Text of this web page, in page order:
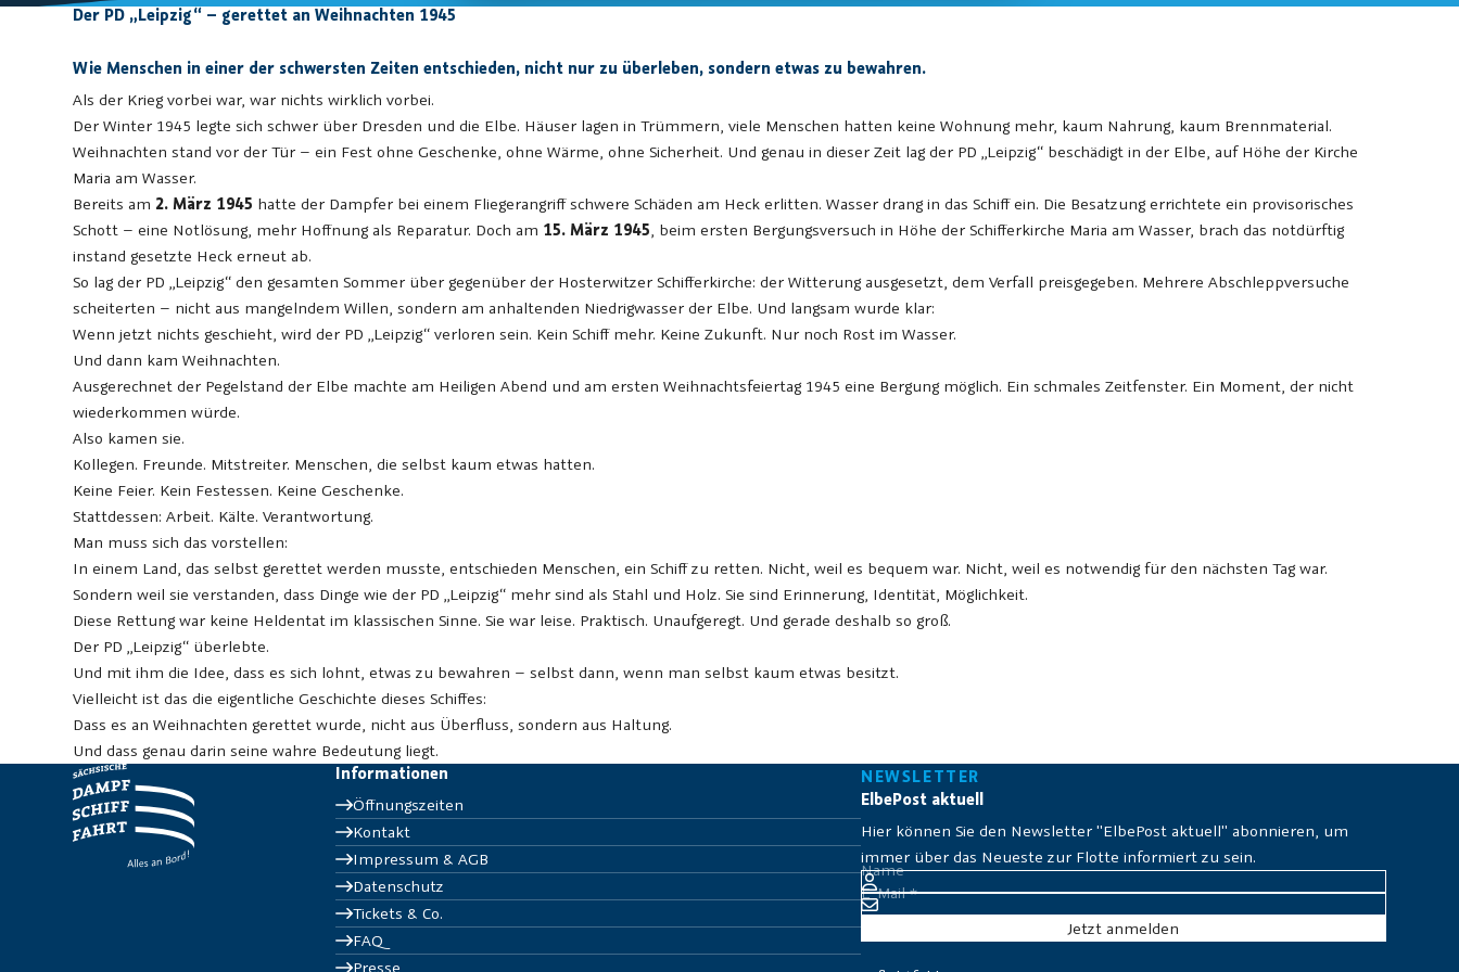
Der PD „Leipzig“ – gerettet an Weihnachten 1945
Wie Menschen in einer der schwersten Zeiten entschieden, nicht nur zu überleben, sondern etwas zu bewahren.
Als der Krieg vorbei war, war nichts wirklich vorbei.
Der Winter 1945 legte sich schwer über Dresden und die Elbe. Häuser lagen in Trümmern, viele Menschen hatten keine Wohnung mehr, kaum Nahrung, kaum Brennmaterial.
Weihnachten stand vor der Tür – ein Fest ohne Geschenke, ohne Wärme, ohne Sicherheit. Und genau in dieser Zeit lag der PD „Leipzig“ beschädigt in der Elbe, auf Höhe der Kirche
Maria am Wasser.
Bereits am 2. März 1945 hatte der Dampfer bei einem Fliegerangriff schwere Schäden am Heck erlitten. Wasser drang in das Schiff ein. Die Besatzung errichtete ein provisorisches
Schott – eine Notlösung, mehr Hoffnung als Reparatur. Doch am 15. März 1945, beim ersten Bergungsversuch in Höhe der Schifferkirche Maria am Wasser, brach das notdürftig
instand gesetzte Heck erneut ab.
So lag der PD „Leipzig“ den gesamten Sommer über gegenüber der Hosterwitzer Schifferkirche: der Witterung ausgesetzt, dem Verfall preisgegeben. Mehrere Abschleppversuche
scheiterten – nicht aus mangelndem Willen, sondern am anhaltenden Niedrigwasser der Elbe. Und langsam wurde klar:
Wenn jetzt nichts geschieht, wird der PD „Leipzig“ verloren sein. Kein Schiff mehr. Keine Zukunft. Nur noch Rost im Wasser.
Und dann kam Weihnachten.
Ausgerechnet der Pegelstand der Elbe machte am Heiligen Abend und am ersten Weihnachtsfeiertag 1945 eine Bergung möglich. Ein schmales Zeitfenster. Ein Moment, der nicht
wiederkommen würde.
Also kamen sie.
Kollegen. Freunde. Mitstreiter. Menschen, die selbst kaum etwas hatten.
Keine Feier. Kein Festessen. Keine Geschenke.
Stattdessen: Arbeit. Kälte. Verantwortung.
Man muss sich das vorstellen:
In einem Land, das selbst gerettet werden musste, entschieden Menschen, ein Schiff zu retten. Nicht, weil es bequem war. Nicht, weil es notwendig für den nächsten Tag war.
Sondern weil sie verstanden, dass Dinge wie der PD „Leipzig“ mehr sind als Stahl und Holz. Sie sind Erinnerung, Identität, Möglichkeit.
Diese Rettung war keine Heldentat im klassischen Sinne. Sie war leise. Praktisch. Unaufgeregt. Und gerade deshalb so groß.
Der PD „Leipzig“ überlebte.
Und mit ihm die Idee, dass es sich lohnt, etwas zu bewahren – selbst dann, wenn man selbst kaum etwas besitzt.
Vielleicht ist das die eigentliche Geschichte dieses Schiffes:
Dass es an Weihnachten gerettet wurde, nicht aus Überfluss, sondern aus Haltung.
Und dass genau darin seine wahre Bedeutung liegt.
Informationen
Öffnungszeiten
Kontakt
Impressum & AGB
Datenschutz
Tickets & Co.
FAQ
Presse
NEWSLETTER
ElbePost aktuell
Hier können Sie den Newsletter "ElbePost aktuell" abonnieren, um
immer über das Neueste zur Flotte informiert zu sein.
Name
E-Mail*